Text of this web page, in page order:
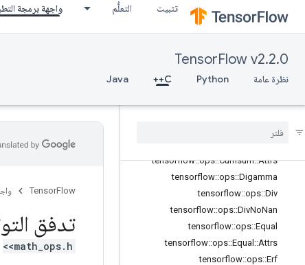
تثبيت التعلُّم واجهة برمجة
TensorFlow v2.2.0
نظرة عامة Python
C++
Java
tensorflow::ops::ComplexAbs
tensorflow::ops::ComplexAbs::Attrs
tensorflow::ops::Cos
tensorflow::ops::Cosh
tensorflow::ops::Cumsum::Attrs
tensorflow::ops::Digamma
tensorflow::ops::Div
tensorflow::ops::DivNoNan
tensorflow::ops::Equal
tensorflow::ops::Equal ::Attrs
tensorflow::ops::Erf
TensorFlow
تدفق
<math_ops.h>